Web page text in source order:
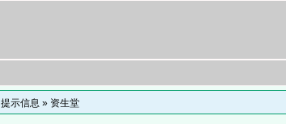
提示信息 » 资生堂